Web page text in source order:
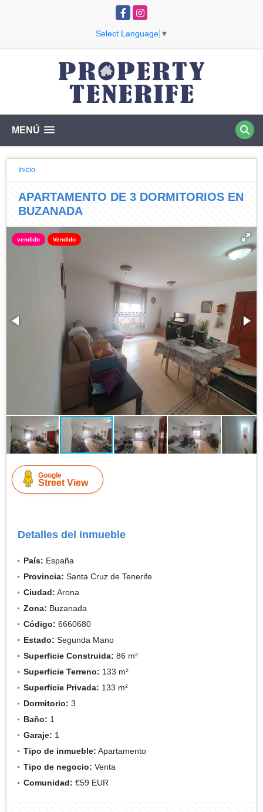
FacebookInstagram
Select Language ▼
MENÚ
Inicio
APARTAMENTO DE 3 DORMITORIOS EN
BUZANADA
vendido Vendido
Google
Street View
Detalles del inmueble
País: España
Provincia: Santa Cruz de Tenerife
Ciudad: Arona
Zona: Buzanada
Código: 6660680
Estado: Segunda Mano
Superficie Construida: 86 m²
Superficie Terreno: 133 m²
Superficie Privada: 133 m²
Dormitorio: 3
Baño: 1
Garaje: 1
Tipo de inmueble: Apartamento
Tipo de negocio: Venta
Comunidad: €59 EUR